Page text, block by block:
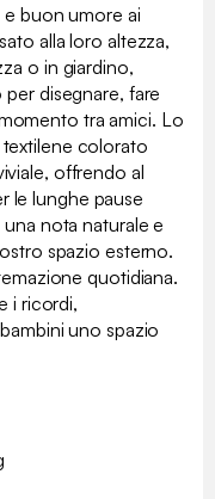
buon umore ai
alla loro altezza,
o in giardino,
disegnare, fare
tra amici. Lo
textilene colorato
offrendo al
le lunghe pause
nota naturale e
spazio esterno.
quotidiana.
i ricordi,
uno spazio